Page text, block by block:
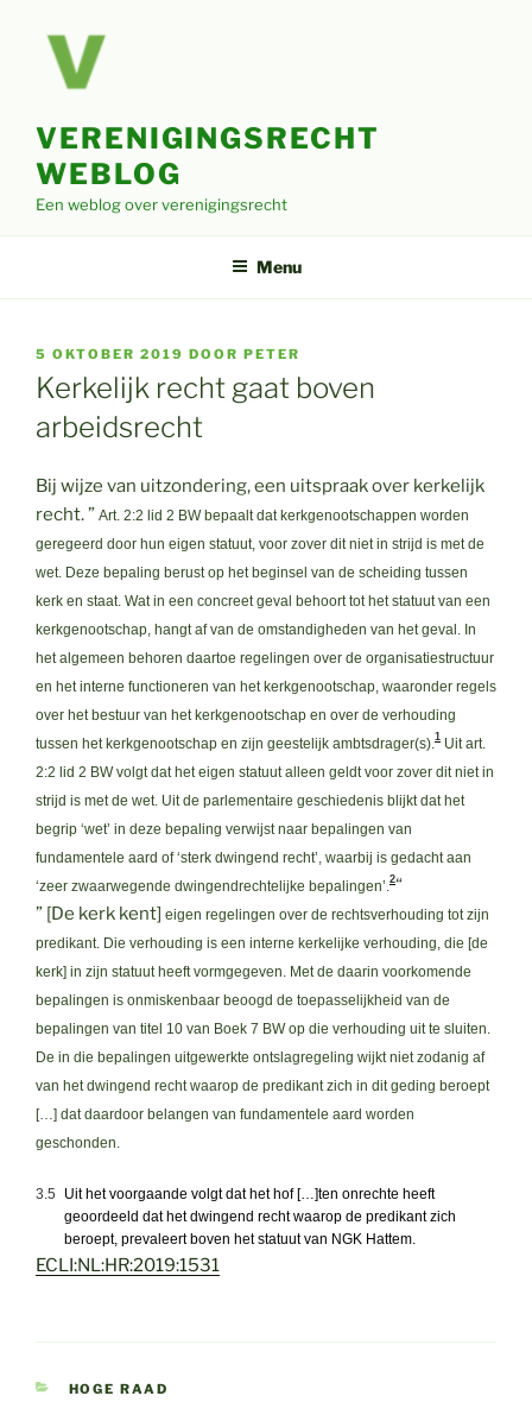
VERENIGINGSRECHT
WEBLOG
Een weblog over verenigingsrecht
Menu
GEPLAATST
OP
5 OKTOBER 2019 DOOR PETER
Kerkelijk recht gaat boven
arbeidsrecht
Bij wijze van uitzondering, een uitspraak over kerkelijk
recht. ” Art. 2:2 lid 2 BW bepaalt dat kerkgenootschappen worden
geregeerd door hun eigen statuut, voor zover dit niet in strijd is met de
wet. Deze bepaling berust op het beginsel van de scheiding tussen
kerk en staat. Wat in een concreet geval behoort tot het statuut van een
kerkgenootschap, hangt af van de omstandigheden van het geval. In
het algemeen behoren daartoe regelingen over de organisatiestructuur
en het interne functioneren van het kerkgenootschap, waaronder regels
over het bestuur van het kerkgenootschap en over de verhouding
tussen het kerkgenootschap en zijn geestelijk ambtsdrager(s).1 Uit art.
2:2 lid 2 BW volgt dat het eigen statuut alleen geldt voor zover dit niet in
strijd is met de wet. Uit de parlementaire geschiedenis blijkt dat het
begrip ‘wet’ in deze bepaling verwijst naar bepalingen van
fundamentele aard of ‘sterk dwingend recht’, waarbij is gedacht aan
‘zeer zwaarwegende dwingendrechtelijke bepalingen’.2“
” [De kerk kent] eigen regelingen over de rechtsverhouding tot zijn
predikant. Die verhouding is een interne kerkelijke verhouding, die [de
kerk] in zijn statuut heeft vormgegeven. Met de daarin voorkomende
bepalingen is onmiskenbaar beoogd de toepasselijkheid van de
bepalingen van titel 10 van Boek 7 BW op die verhouding uit te sluiten.
De in die bepalingen uitgewerkte ontslagregeling wijkt niet zodanig af
van het dwingend recht waarop de predikant zich in dit geding beroept
[…] dat daardoor belangen van fundamentele aard worden
geschonden.
3.5
Uit het voorgaande volgt dat het hof […]ten onrechte heeft
geoordeeld dat het dwingend recht waarop de predikant zich
beroept, prevaleert boven het statuut van NGK Hattem.
ECLI:NL:HR:2019:1531
CATEGORIEËN
HOGE RAAD